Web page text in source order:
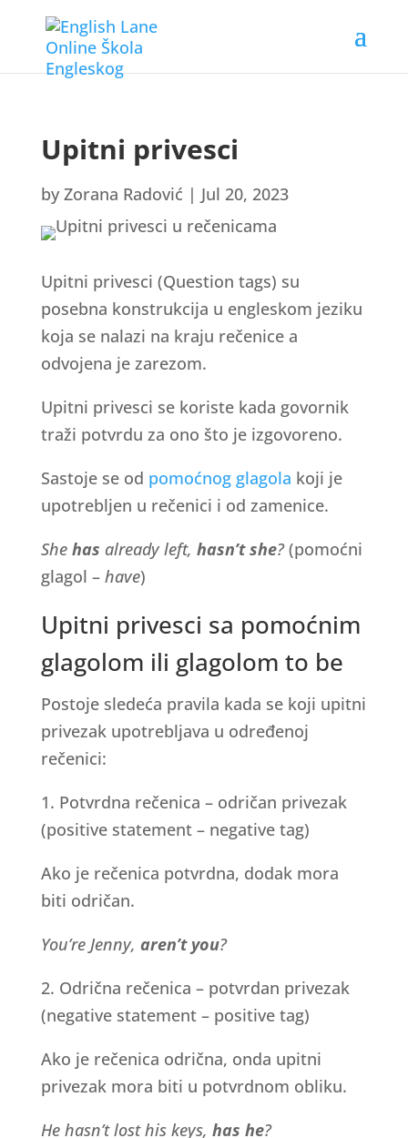
Upitni privesci
by Zorana Radović | Jul 20, 2023
Upitni privesci (Question tags) su
posebna konstrukcija u engleskom jeziku
koja se nalazi na kraju rečenice a
odvojena je zarezom.
Upitni privesci se koriste kada govornik
traži potvrdu za ono što je izgovoreno.
Sastoje se od pomoćnog glagola koji je
upotrebljen u rečenici i od zamenice.
She has already left, hasn’t she?(pomoćni
glagol – have)
Upitni privesci sa pomoćnim
glagolom ili glagolom to be
Postoje sledeća pravila kada se koji upitni
privezak upotrebljava u određenoj
rečenici:
1. Potvrdna rečenica – odričan privezak
(positive statement – negative tag)
Ako je rečenica potvrdna, dodak mora
biti odričan.
You’re Jenny, aren’t you?
2. Odrična rečenica – potvrdan privezak
(negative statement – positive tag)
Ako je rečenica odrična, onda upitni
privezak mora biti u potvrdnom obliku.
He hasn’t lost his keys, has he?